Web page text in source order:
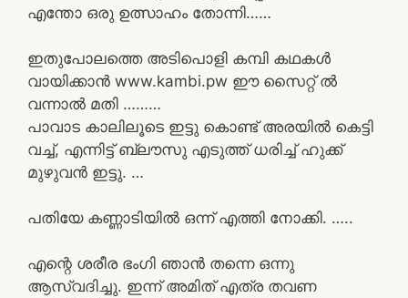
എന്തോ ഒരു ഉത്സാഹം തോന്നി……
ഇതുപോലത്തെ അടിപൊളി കമ്പി കഥകൾ
വായിക്കാൻ www.kambi.pw ഈ സൈറ്റ് ൽ
വന്നാൽ മതി ………
പാവാട കാലിലൂടെ ഇട്ടു കൊണ്ട് അരയിൽ കെട്ടി
വച്ച്, എന്നിട്ട് ബ്ലൗസു എടുത്ത് ധരിച്ച് ഹുക്ക്
മുഴുവൻ ഇട്ടു. …
പതിയേ കണ്ണാടിയിൽ ഒന്ന് എത്തി നോക്കി. …..
എന്റെ ശരീര ഭംഗി ഞാൻ തന്നെ ഒന്നു
ആസ്വദിച്ചു. ഇന്ന് അമിത് എത്ര തവണ